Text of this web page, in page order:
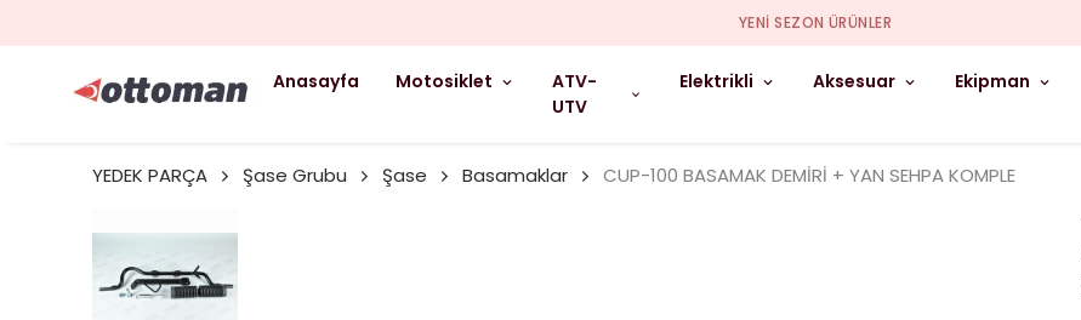
YENI SEZON ÜRÜNLER
Anasayfa Motosiklet
ATV-
UTV
Elektrikli Aksesuar Ekipman
YEDEK PARÇA Şase Grubu Şase Basamaklar CUP-100 BASAMAK DEMİRİ + YAN SEHPA KOMPLE